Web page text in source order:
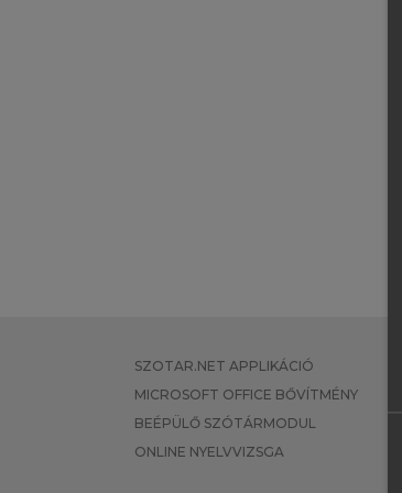
SZOTAR.NET APPLIKÁCIÓ
MICROSOFT OFFICE BŐVÍTMÉNY
BEÉPÜLŐ SZÓTÁRMODUL
ONLINE NYELVVIZSGA